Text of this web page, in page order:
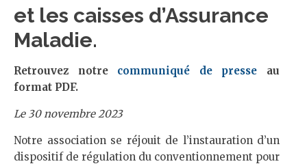
et les caisses d’Assurance
Maladie.
Retrouvez notre communiqué de presse au
format PDF.
Le 30 novembre 2023
Notre association se réjouit de l’instauration d’un
dispositif de régulation du conventionnement pour